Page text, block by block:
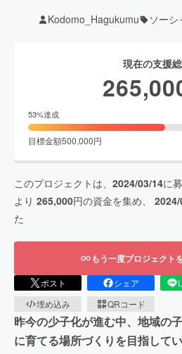
Kodomo_Hagukumu ソーシ
現在の支援
53%達成
目標金額500,000円
このプロジェクトは、 2024/03/14に
より 265,000円の資金を集め、
た
もう一度プロジェクト
ポスト シェア
埋め込み
QRコード
昨今の少子化が進む中、地域の
に育てる場所づくりを目指して